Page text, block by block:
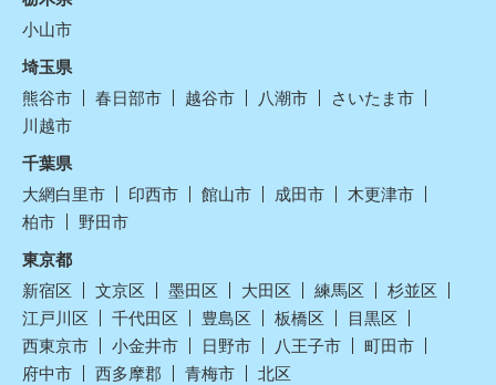
小山市
埼玉県
熊谷市
春日部市 越谷市 八潮市
さいたま市
川越市
千葉県
大網白里市
印西市 館山市 成田市
木更津市
柏市
野田市
東京都
新宿区
文京区 墨田区 大田区 練馬区
杉並区
江戸川区
千代田区 豊島区 板橋区
目黒区
西東京市
小金井市 日野市 八王子市
町田市
府中市
西多摩郡 青梅市
北区